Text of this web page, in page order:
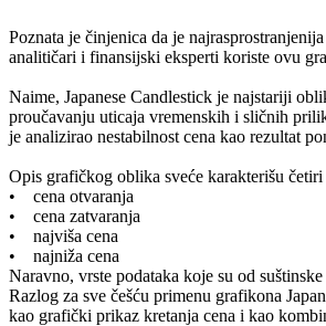
Poznata je činjenica da je
analitičari i finansijski eksperti koriste ovu
Naime, Japanese Candlestick je najstariji
proučavanju uticaja vremenskih i sličnih
je analizirao nestabilnost cena kao rezultat
Opis grafičkog oblika sveće karakterišu četiri
• cena otvaranja
• cena zatvaranja
• najviša cena
• najniža cena
Naravno, vrste podataka koje su od
Razlog za sve češću primenu grafikona
kao grafički prikaz kretanja cena i kao